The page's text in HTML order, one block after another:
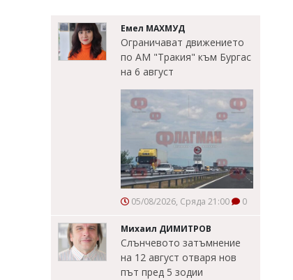
Емел МАХМУД
Ограничават движението
по АМ "Тракия" към Бургас
на 6 август
05/08/2026, Сряда 21:00 0
Михаил ДИМИТРОВ
Слънчевото затъмнение
на 12 август отваря нов
път пред 5 зодии